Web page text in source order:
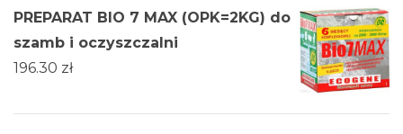
PREPARAT BIO 7 MAX (OPK=2KG) do
szamb i oczyszczalni
196.30 zł